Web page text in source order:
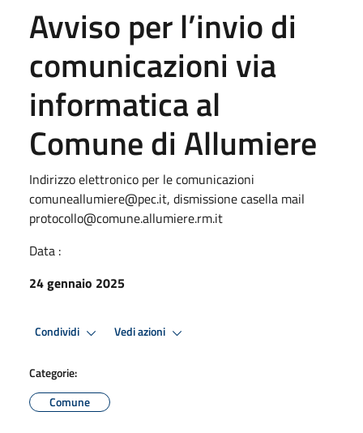
Avviso per l’invio di
comunicazioni via
informatica al
Comune di Allumiere
Indirizzo elettronico per le comunicazioni
comuneallumiere@pec.it, dismissione casella mail
protocollo@comune.allumiere.rm.it
Data :
24 gennaio 2025
Condividi Vedi azioni
Categorie:
Comune